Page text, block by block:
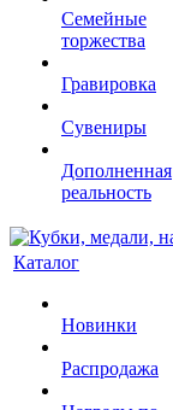
Семейные
торжества
Гравировка
Сувениры
Дополненная
реальность
Каталог
Новинки
Распродажа